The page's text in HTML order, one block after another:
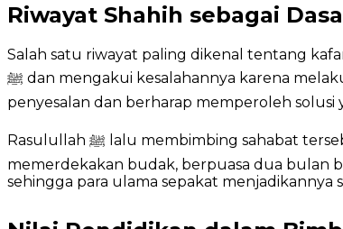
Riwayat Shahih sebagai
Salah satu riwayat paling dikenal tentang
ﷺ dan mengakui kesalahannya karena melakukan hubungan suami istri di siang hari bulan Ramadhan. Sahabat itu menyampaikan pengakuannya dengan penuh
penyesalan dan berharap memperoleh solusi
Rasulullah ﷺ lalu membimbing sahabat tersebut dengan menanyakan kemampuan dirinya. Beliau menyebutkan tiga bentuk kafarat secara berurutan, yaitu
memerdekakan budak, berpuasa dua bulan
sehingga para ulama sepakat